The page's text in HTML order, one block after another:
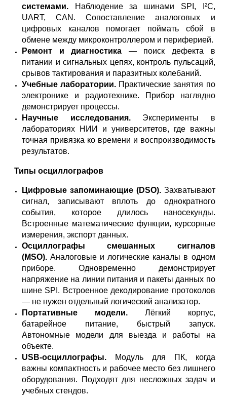
системами. Наблюдение за шинами SPI, I²C,
UART, CAN. Сопоставление аналоговых и
цифровых каналов помогает поймать сбой в
обмене между микроконтроллером и периферией.
Ремонт и диагностика — поиск дефекта в
питании и сигнальных цепях, контроль пульсаций,
срывов тактирования и паразитных колебаний.
Учебные лаборатории. Практические занятия по
электронике и радиотехнике. Прибор наглядно
демонстрирует процессы.
Научные исследования.Эксперименты в
лабораториях НИИ и университетов, где важны
точная привязка ко времени и воспроизводимость
результатов.
Типы осциллографов
Цифровые запоминающие (DSO).Захватывают
сигнал, записывают вплоть до однократного
события, которое длилось наносекунды.
Встроенные математические функции, курсорные
измерения, экспорт данных.
Осциллографы смешанных сигналов
(MSO). Аналоговые и логические каналы в одном
приборе. Одновременно демонстрирует
напряжение на линии питания и пакеты данных по
шине SPI. Встроенное декодирование протоколов
— не нужен отдельный логический анализатор.
Портативные модели.Лёгкий корпус,
батарейное питание, быстрый запуск.
Автономные модели для выезда и работы на
объекте.
USB-осциллографы. Модуль для ПК, когда
важны компактность и рабочее место без лишнего
оборудования. Подходят для несложных задач и
учебных стендов.